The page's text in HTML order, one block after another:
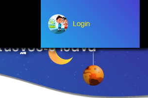
Login
Login
รัฐประชาชนจีน